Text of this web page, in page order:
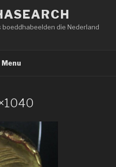
die Nederland
Menu